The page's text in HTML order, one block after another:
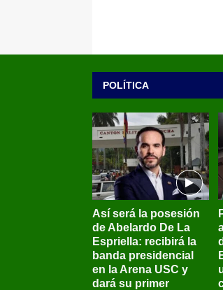
POLÍTICA
Así será la posesión
de Abelardo De La
Espriella: recibirá la
banda presidencial
en la Arena USC y
dará su primer